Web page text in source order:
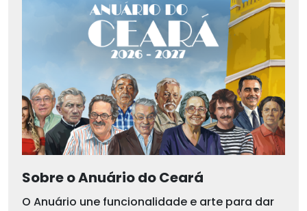
Sobre o Anuário do Ceará
O Anuário une funcionalidade e arte para dar